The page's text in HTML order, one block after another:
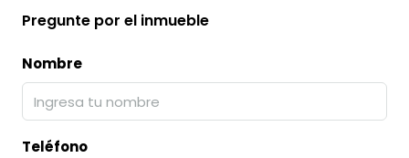
Pregunte por el inmueble
Nombre
Teléfono